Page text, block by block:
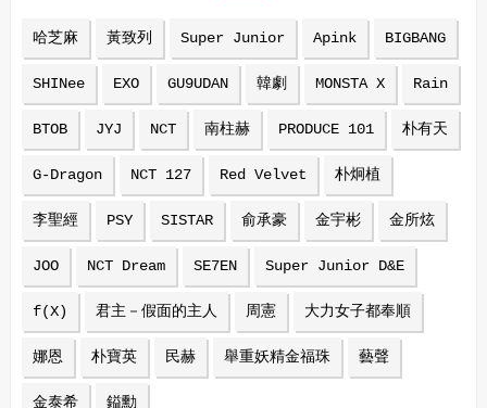
哈芝麻 黃致列 Super Junior Apink BIGBANG
SHINee EXO GU9UDAN 韓劇 MONSTA X Rain
BTOB JYJ NCT 南柱赫 PRODUCE 101 朴有天
G-Dragon NCT 127 Red Velvet 朴炯植
李聖經 PSY SISTAR 俞承豪 金宇彬 金所炫
JOO NCT Dream SE7EN Super Junior D&E
f(X) 君主－假面的主人 周憲 大力女子都奉順
娜恩 朴寶英 民赫 舉重妖精金福珠 藝聲
金泰希 鎰勳